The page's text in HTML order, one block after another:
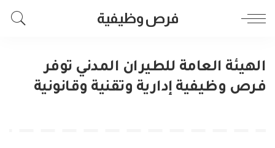
فرص وظيفية
الهيئة العامة للطيران المدني توفر
فرص وظيفية إدارية وتقنية وقانونية